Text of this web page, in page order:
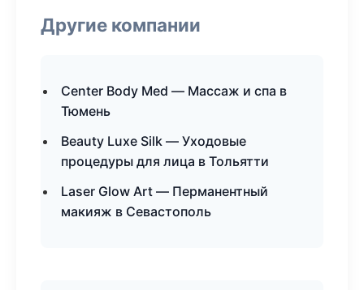
Другие компании
Center Body Med — Массаж и спа в
Тюмень
Beauty Luxe Silk — Уходовые
процедуры для лица в Тольятти
Laser Glow Art — Перманентный
макияж в Севастополь